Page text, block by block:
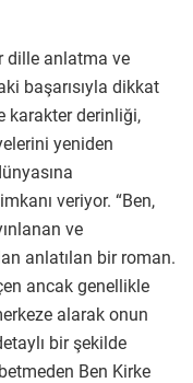
dille anlatma ve
başarısıyla dikkat
karakter derinliği,
yeniden
veriyor. “Ben,
ve
anlatılan bir roman.
ancak genellikle
alarak onun
bir şekilde
Ben Kirke